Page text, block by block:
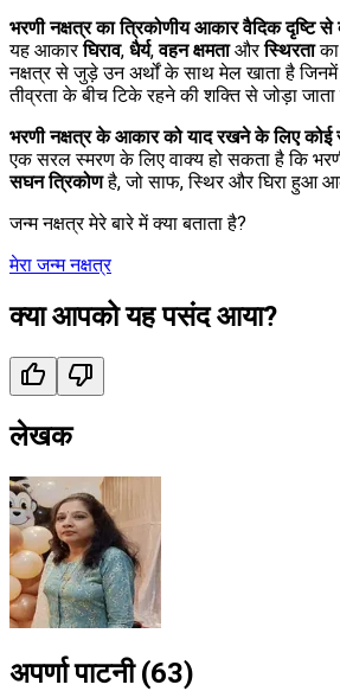
भरणी नक्षत्र का त्रिकोणीय आकार वैदिक दृष्टि
यह आकारघिराव, धैर्य,वहन क्षमताऔरस्थिरताका
नक्षत्र से जुड़े उन अर्थों के साथ मेल खाता है
तीव्रता के बीच टिके रहने की शक्ति से जोड़ा जाता
भरणी नक्षत्र के आकार को याद रखने के लिए कोई
एक सरल स्मरण के लिए वाक्य हो सकता है कि
सघन त्रिकोणहै, जो साफ, स्थिर और घिरा हुआ
जन्म नक्षत्र मेरे बारे में क्या बताता है?
मेरा जन्म नक्षत्र
क्या आपको यह पसंद आया?
लेखक
अपर्णा पाटनी(63)